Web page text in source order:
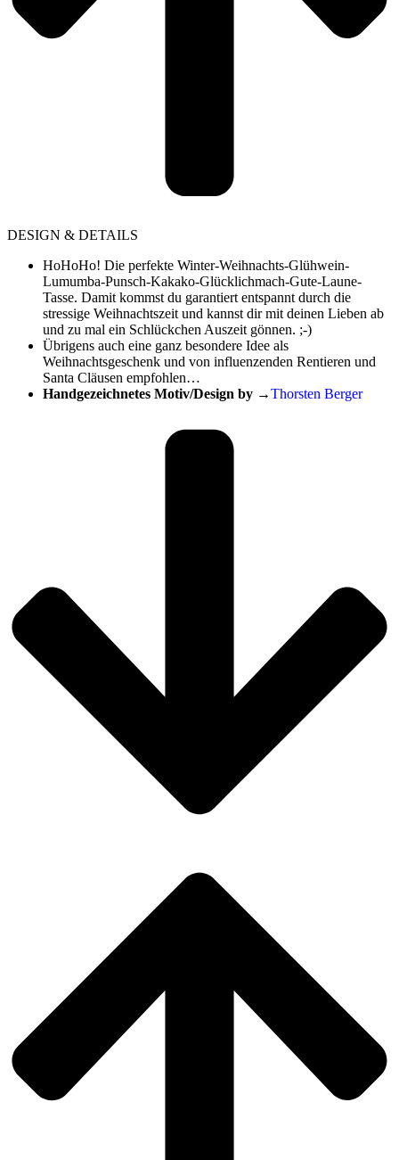
DESIGN & DETAILS
HoHoHo! Die perfekte Winter-Weihnachts-Glühwein-
Lumumba-Punsch-Kakako-Glücklichmach-Gute-Laune-
Tasse. Damit kommst du garantiert entspannt durch die
stressige Weihnachtszeit und kannst dir mit deinen Lieben ab
und zu mal ein Schlückchen Auszeit gönnen. ;-)
Übrigens auch eine ganz besondere Idee als
Weihnachtsgeschenk und von influenzenden Rentieren und
Santa Cläusen empfohlen…
Handgezeichnetes Motiv/Design by →Thorsten Berger